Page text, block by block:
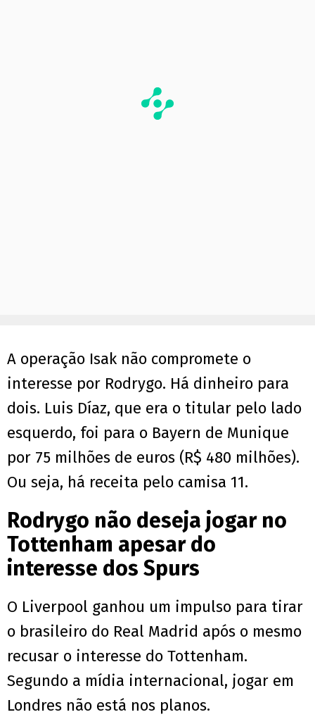
A operação Isak não compromete o
interesse por Rodrygo. Há dinheiro para
dois. Luis Díaz, que era o titular pelo lado
esquerdo, foi para o Bayern de Munique
por 75 milhões de euros (R$ 480 milhões).
Ou seja, há receita pelo camisa 11.
Rodrygo não deseja jogar no
Tottenham apesar do
interesse dos Spurs
O Liverpool ganhou um impulso para tirar
o brasileiro do Real Madrid após o mesmo
recusar o interesse do Tottenham.
Segundo a mídia internacional, jogar em
Londres não está nos planos.